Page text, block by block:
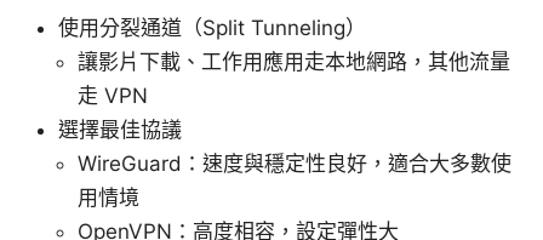
使用分裂通道（Split Tunneling）
讓影片下載、工作用應用走本地網路，其他流量
走 VPN
選擇最佳協議
WireGuard：速度與穩定性良好，適合大多數使
用情境
OpenVPN：高度相容，設定彈性大